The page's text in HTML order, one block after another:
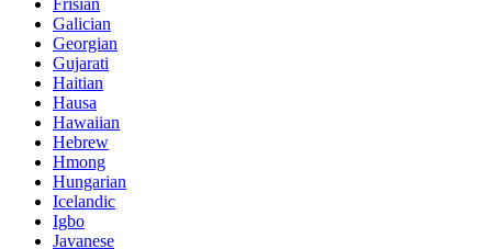
Galician
Georgian
Gujarati
Haitian
Hausa
Hawaiian
Hebrew
Hmong
Hungarian
Icelandic
Igbo
Javanese